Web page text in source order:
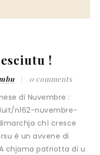
!
0 comments
di Nuvembre :
n162-nuvembre-
chì cresce
è un avvene di
chjama patriotta di u